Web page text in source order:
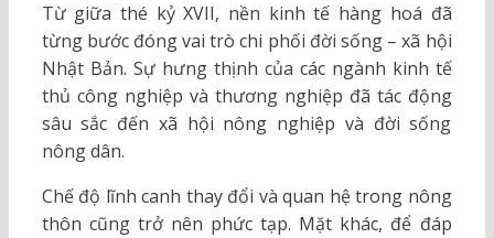
Từ giữa thé kỷ XVII, nền kinh tế hàng hoá đã
từng bước đóng vai trò chi phối đời sống – xã hội
Nhật Bản. Sự hưng thịnh của các ngành kinh tế
thủ công nghiệp và thương nghiệp đã tác động
sâu sắc đến xã hội nông nghiệp và đời sống
nông dân.
Chế độ lĩnh canh thay đổi và quan hệ trong nông
thôn cũng trở nên phức tạp. Mặt khác, để đáp